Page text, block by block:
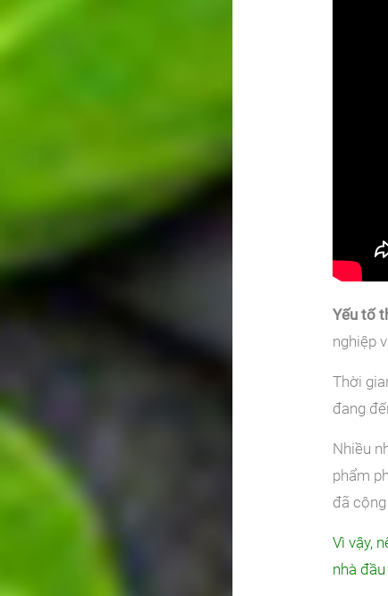
Yếu tố
nghiệp
Thời
đang
Nhiều
phẩm
đã
Vì vậy,
nhà